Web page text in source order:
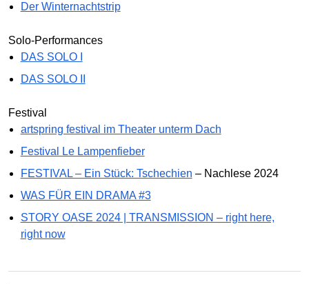
Der Winternachtstrip
Solo-Performances
DAS SOLO I
DAS SOLO II
Festival
artspring festival im Theater unterm Dach
Festival Le Lampenfieber
FESTIVAL – Ein Stück: Tschechien – Nachlese 2024
WAS FÜR EIN DRAMA #3
STORY OASE 2024 | TRANSMISSION – right here,
right now